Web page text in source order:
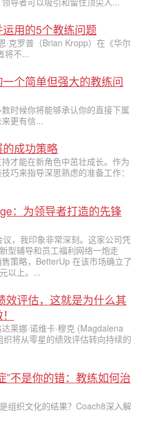
用的5个教练问题
克罗普（Brian Kropp）在《华尔
将不...
个简单但强大的教练问
时候你将能够承认你的直接下属
更有信...
成功策略
才能在新角色中茁壮成长。作为
巧来指导深思熟虑的准备工作：
：为领导者打造的先锋
，我印象非常深刻。这家公司凭
型辅导和员工福利网络一炮走
策略，BetterUp 在该市场确立了
以上。...
效评估，这就是为什么其
莱娜·诺维卡·穆克 (Magdalena
将从零星的绩效评估转向持续的
”不是你的错：教练如何治
组织文化的结果？Coach8深入解